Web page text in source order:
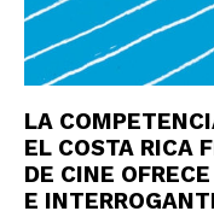
LA
EL COSTA RICA
DE CINE
E